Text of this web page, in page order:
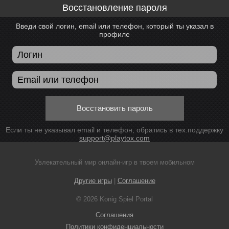
Восстановление пароля
Введи свой логин, email или телефон, который ты указал в
профиле
Восстановить пароль
Если ты не указывал email и телефон, обратись в тех.поддержку
support@playtox.com
Увлекательный мир онлайн-игр в твоем мобильном
Другие игры| Соглашение
© 2026 Konig Spiel Portal
Соглашения
Политики конфиденциальности